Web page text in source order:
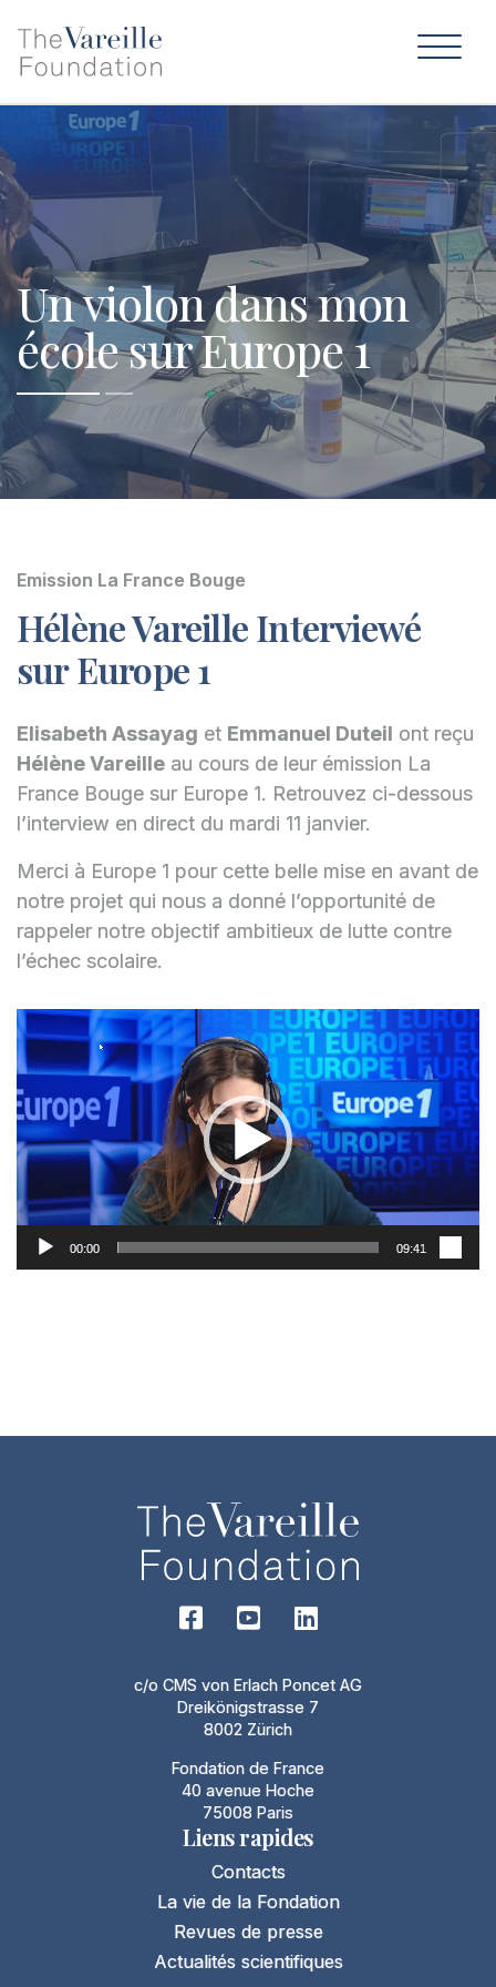
Un violon dans mon
école sur Europe 1
Emission La France Bouge
Hélène Vareille Interviewé
sur Europe 1
Elisabeth Assayag et Emmanuel Duteil ont reçu
Hélène Vareille au cours de leur émission La
France Bouge sur Europe 1. Retrouvez ci-dessous
l’interview en direct du mardi 11 janvier.
Merci à Europe 1 pour cette belle mise en avant de
notre projet qui nous a donné l’opportunité de
rappeler notre objectif ambitieux de lutte contre
l’échec scolaire.
Lecteur
vidéo
00:00 09:41
c/o CMS von Erlach Poncet AG
Dreikönigstrasse 7
8002 Zürich
Fondation de France
40 avenue Hoche
75008 Paris
Liens rapides
Contacts
La vie de la Fondation
Revues de presse
Actualités scientifiques